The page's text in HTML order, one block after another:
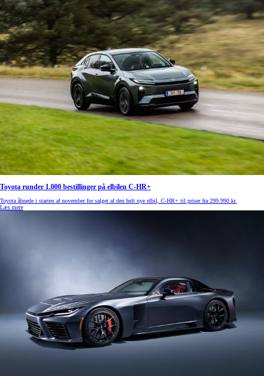
Toyota runder 1.000 bestillinger på elbilen C-HR+
Toyota åbnede i starten af november for salget af den helt nye elbil, C-HR+ til priser fra 299.990 kr.
Læs mere